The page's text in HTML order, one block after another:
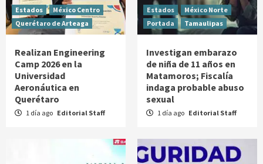
Estados
México Centro
Querétaro de Arteaga
Realizan Engineering
Camp 2026 en la
Universidad
Aeronáutica en
Querétaro
1 día ago Editorial Staff
Estados
México Norte
Portada
Tamaulipas
Investigan embarazo
de niña de 11 años en
Matamoros; Fiscalía
indaga probable abuso
sexual
1 día ago Editorial Staff